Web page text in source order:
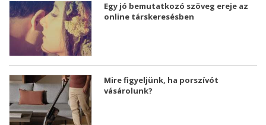
Egy jó bemutatkozó szöveg ereje az
online társkeresésben
Mire figyeljünk, ha porszívót
vásárolunk?